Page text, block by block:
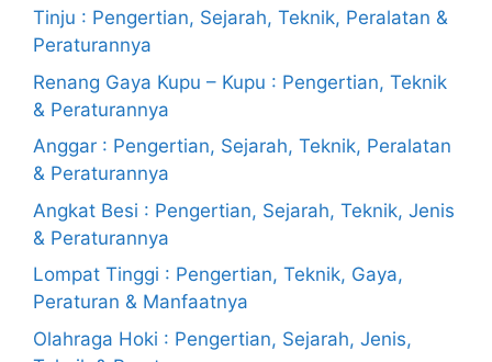
Tinju : Pengertian, Sejarah, Teknik, Peralatan &
Peraturannya
Renang Gaya Kupu – Kupu : Pengertian, Teknik
& Peraturannya
Anggar : Pengertian, Sejarah, Teknik, Peralatan
& Peraturannya
Angkat Besi : Pengertian, Sejarah, Teknik, Jenis
& Peraturannya
Lompat Tinggi : Pengertian, Teknik, Gaya,
Peraturan & Manfaatnya
Olahraga Hoki : Pengertian, Sejarah, Jenis,